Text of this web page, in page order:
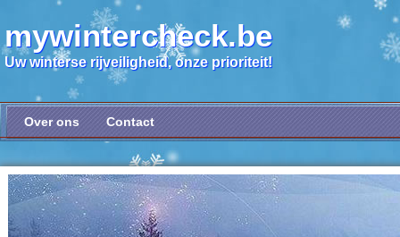
mywintercheck.be
Uw winterse rijveiligheid, onze prioriteit!
Over ons Contact